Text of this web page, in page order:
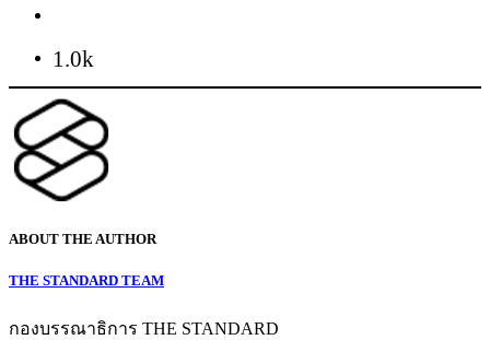
1.0k
ABOUT THE AUTHOR
THE STANDARD TEAM
กองบรรณาธิการ THE STANDARD